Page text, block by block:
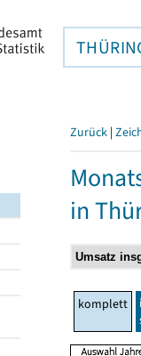
Zurück |
in
komplett